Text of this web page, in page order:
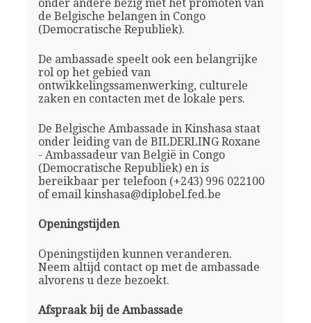
onder andere bezig met het promoten van
de Belgische belangen in Congo
(Democratische Republiek).
De ambassade speelt ook een belangrijke
rol op het gebied van
ontwikkelingssamenwerking, culturele
zaken en contacten met de lokale pers.
De Belgische Ambassade in Kinshasa staat
onder leiding van de BILDERLING Roxane
- Ambassadeur van België in Congo
(Democratische Republiek) en is
bereikbaar per telefoon (+243) 996 022100
of email kinshasa@diplobel.fed.be
Openingstijden
Openingstijden kunnen veranderen.
Neem altijd contact op met de ambassade
alvorens u deze bezoekt.
Afspraak bij de Ambassade